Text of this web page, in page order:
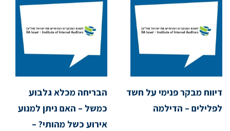
דיווח מבקר פנימי על חשד
לפלילים – הדילמה
הבריחה מכלא גלבוע
כמשל – האם ניתן למנוע
אירוע כשל מהותי? –